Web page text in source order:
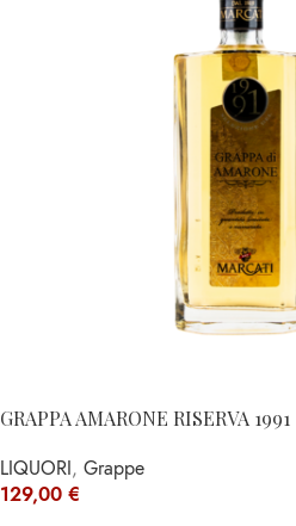
GRAPPA AMARONE RISERVA 1991
LIQUORI, Grappe
129,00€